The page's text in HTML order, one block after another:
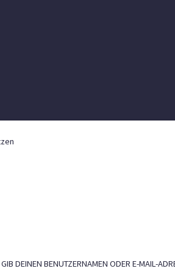
DEINEN BENUTZERNAMEN ODER E-MAIL-